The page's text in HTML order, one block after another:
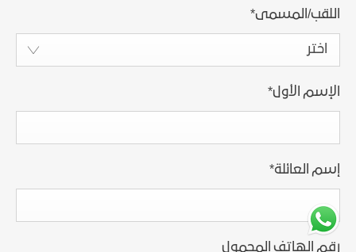
اللقب/المسمى*
اختر
الإسم الأول*
إسم العائلة*
رقم الهاتف المحمول